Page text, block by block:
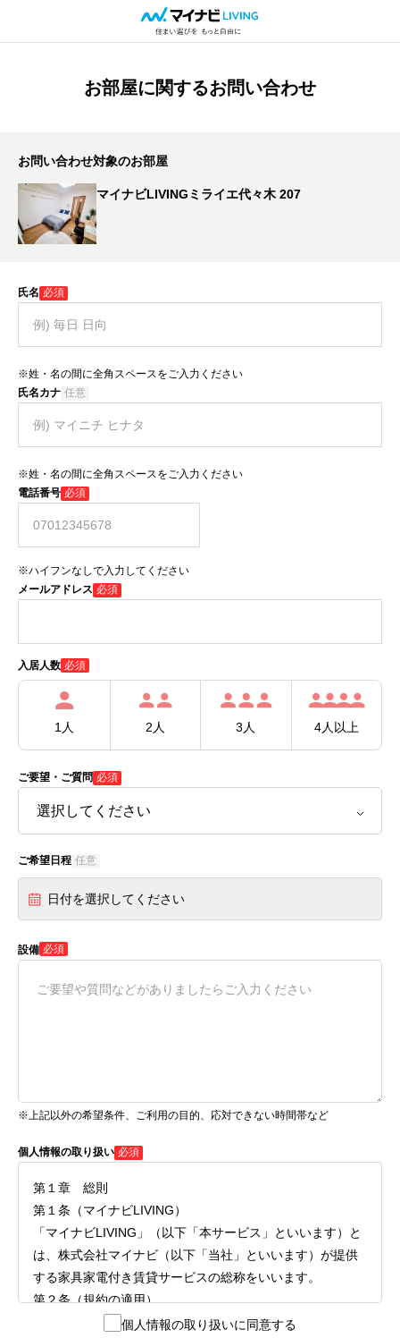
お部屋に関するお問い合わせ
お問い合わせ対象のお部屋
マイナビLIVINGミライエ代々木 207
氏名 必須
※姓・名の間に全角スペースをご入力ください
氏名カナ 任意
※姓・名の間に全角スペースをご入力ください
電話番号 必須
※ハイフンなしで入力してください
メールアドレス 必須
入居人数 必須
1人 2人 3人 4人以上
ご要望・ご質問 必須
ご希望日程 任意
日付を選択してください
設備 必須
※上記以外の希望条件、ご利用の目的、応対できない時間帯など
個人情報の取り扱い 必須
第１章 総則
第１条（マイナビLIVING）
「マイナビLIVING」（以下「本サービス」といいます）と
は、株式会社マイナビ（以下「当社」といいます）が提供
する家具家電付き賃貸サービスの総称をいいます。
第２条（規約の適用）
１.本サービスを利用する者（以下「利用者」といいます）
個人情報の取り扱いに同意する